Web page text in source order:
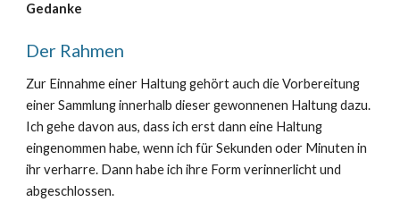
Gedanke
Der Rahmen
Zur Einnahme einer Haltung gehört auch die Vorbereitung
einer Sammlung innerhalb dieser gewonnenen Haltung dazu.
Ich gehe davon aus, dass ich erst dann eine Haltung
eingenommen habe, wenn ich für Sekunden oder Minuten in
ihr verharre. Dann habe ich ihre Form verinnerlicht und
abgeschlossen.